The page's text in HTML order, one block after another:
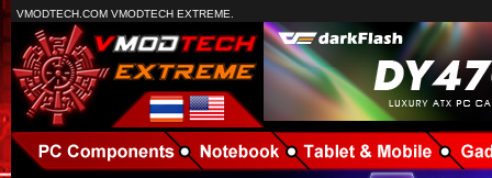
VMODTECH.COM VMODTECH EXTREME.